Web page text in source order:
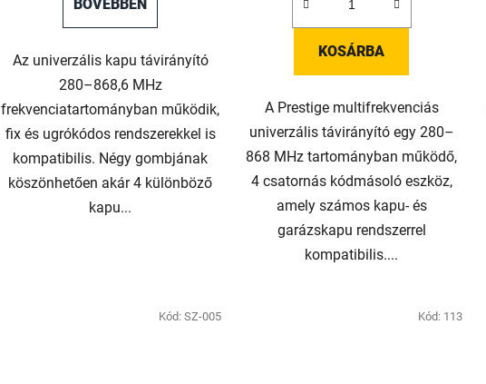
BŐVEBBEN
Az univerzális kapu távirányító
280–868,6 MHz
frekvenciatartományban működik,
fix és ugrókódos rendszerekkel is
kompatibilis. Négy gombjának
köszönhetően akár 4 különböző
kapu...
KOSÁRBA
A Prestige multifrekvenciás
univerzális távirányító egy 280–
868 MHz tartományban működő,
4 csatornás kódmásoló eszköz,
amely számos kapu- és
garázskapu rendszerrel
kompatibilis....
Kód: SZ-005 Kód: 113